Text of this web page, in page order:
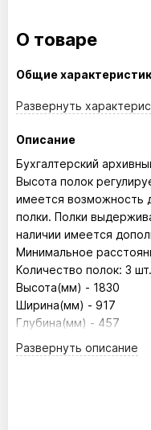
О товаре
Общие
Развернуть
Описание
Бухгалтерский
Высота полок
имеется возможность
полки. Полки
наличии имеется
Минимальное
Количество полок: 3 шт.
Высота(мм) - 1830
Ширина(мм) - 917
Глубина(мм) - 457
Развернуть описание